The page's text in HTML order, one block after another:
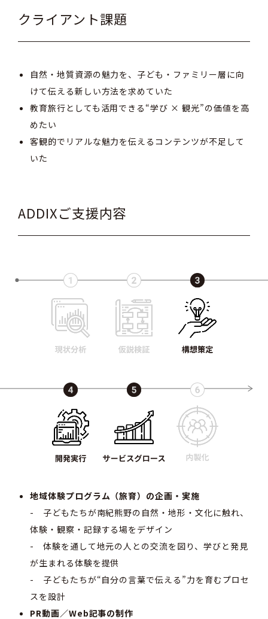
クライアント課題
自然・地質資源の魅力を、子ども・ファミリー層に向
けて伝える新しい方法を求めていた
教育旅行としても活用できる“学び × 観光”の価値を高
めたい
客観的でリアルな魅力を伝えるコンテンツが不足して
いた
ADDIXご支援内容
地域体験プログラム（旅育）の企画・実施
- 子どもたちが南紀熊野の自然・地形・文化に触れ、
体験・観察・記録する場をデザイン
- 体験を通して地元の人との交流を図り、学びと発見
が生まれる体験を提供
- 子どもたちが“自分の言葉で伝える”力を育むプロセ
スを設計
PR動画／Web記事の制作